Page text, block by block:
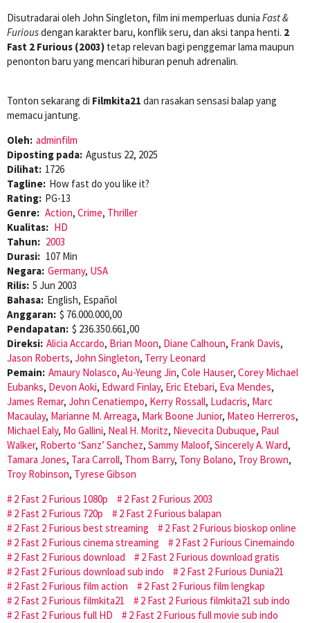
Disutradarai oleh John Singleton, film ini memperluas dunia Fast &
Furiousdengan karakter baru, konflik seru, dan aksi tanpa henti. 2
Fast 2 Furious (2003) tetap relevan bagi penggemar lama maupun
penonton baru yang mencari hiburan penuh adrenalin.
Tonton sekarang di Filmkita21 dan rasakan sensasi balap yang
memacu jantung.
Oleh: adminfilm
Diposting pada: Agustus 22, 2025
Dilihat: 1726
Tagline: How fast do you like it?
Rating: PG-13
Genre: Action, Crime, Thriller
Kualitas: HD
Tahun: 2003
Durasi: 107 Min
Negara: Germany, USA
Rilis: 5 Jun 2003
Bahasa: English, Español
Anggaran: $ 76.000.000,00
Pendapatan: $ 236.350.661,00
Direksi: Alicia Accardo, Brian Moon, Diane Calhoun, Frank Davis,
Jason Roberts, John Singleton, Terry Leonard
Pemain: Amaury Nolasco, Au-Yeung Jin, Cole Hauser, Corey Michael
Eubanks, Devon Aoki, Edward Finlay, Eric Etebari, Eva Mendes,
James Remar, John Cenatiempo, Kerry Rossall, Ludacris, Marc
Macaulay, Marianne M. Arreaga, Mark Boone Junior, Mateo Herreros,
Michael Ealy, Mo Gallini, Neal H. Moritz, Nievecita Dubuque, Paul
Walker, Roberto ‘Sanz’ Sanchez, Sammy Maloof, Sincerely A. Ward,
Tamara Jones, Tara Carroll, Thom Barry, Tony Bolano, Troy Brown,
Troy Robinson, Tyrese Gibson
2 Fast 2 Furious 1080p
2 Fast 2 Furious 2003
2 Fast 2 Furious 720p
2 Fast 2 Furious balapan
2 Fast 2 Furious best streaming
2 Fast 2 Furious bioskop online
2 Fast 2 Furious cinema streaming
2 Fast 2 Furious Cinemaindo
2 Fast 2 Furious download
2 Fast 2 Furious download gratis
2 Fast 2 Furious download sub indo
2 Fast 2 Furious Dunia21
2 Fast 2 Furious film action
2 Fast 2 Furious film lengkap
2 Fast 2 Furious filmkita21
2 Fast 2 Furious filmkita21 sub indo
2 Fast 2 Furious full HD
2 Fast 2 Furious full movie sub indo